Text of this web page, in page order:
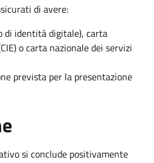
di avere:
di identità digitale), carta
o carta nazionale dei servizi
prevista per la presentazione
si conclude positivamente